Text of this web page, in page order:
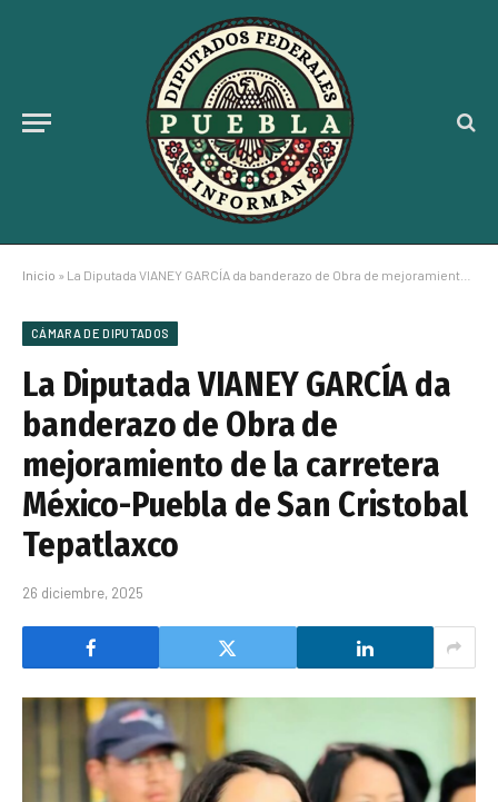
Inicio » La Diputada VIANEY GARCÍA da banderazo de Obra de mejoramiento de la carretera México-Puebla de San Cristobal Tepatlaxco
CÁMARA DE DIPUTADOS
La Diputada VIANEY GARCÍA da
banderazo de Obra de
mejoramiento de la carretera
México-Puebla de San Cristobal
Tepatlaxco
26 diciembre, 2025